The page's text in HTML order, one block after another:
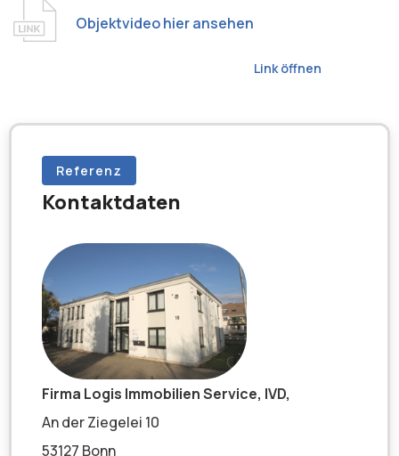
Objektvideo hier ansehen
Link öffnen
Referenz
Kontaktdaten
Firma Logis Immobilien Service, IVD,
An der Ziegelei 10
53127 Bonn